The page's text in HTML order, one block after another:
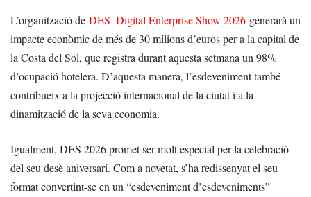
L’organització de DES–Digital Enterprise Show 2026 generarà un
impacte econòmic de més de 30 milions d’euros per a la capital de
la Costa del Sol, que registra durant aquesta setmana un 98%
d’ocupació hotelera. D’aquesta manera, l’esdeveniment també
contribueix a la projecció internacional de la ciutat i a la
dinamització de la seva economia.
Igualment, DES 2026 promet ser molt especial per la celebració
del seu desè aniversari. Com a novetat, s’ha redissenyat el seu
format convertint-se en un “esdeveniment d’esdeveniments”